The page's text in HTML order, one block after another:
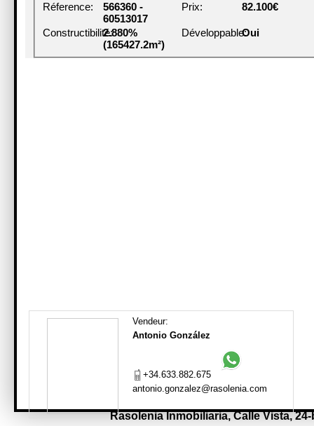
Réference:
566360 -
60513017
Prix: 82.100€
Constructibilité:2.880%
(165427.2m²)
Développable:Oui
Vendeur:
Antonio González
+34.633.882.675
antonio.gonzalez@rasolenia.com
Rasolenia Inmobiliaria,Calle Vista,